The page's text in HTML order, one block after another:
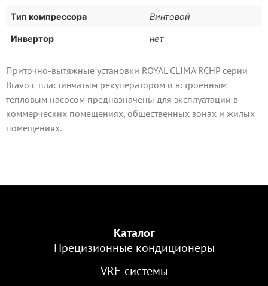
Тип компрессора Винтовой
Инвертор нет
Приточно-вытяжные установки ROYAL CLIMA RCHP серии
Bravo с пластинчатым рекуператором и встроенным
тепловым насосом предназначены для эксплуатации в
коммерческих помещениях, общественных зонах и жилых
помещениях.
Каталог
Прецизионные кондиционеры
VRF-cистемы